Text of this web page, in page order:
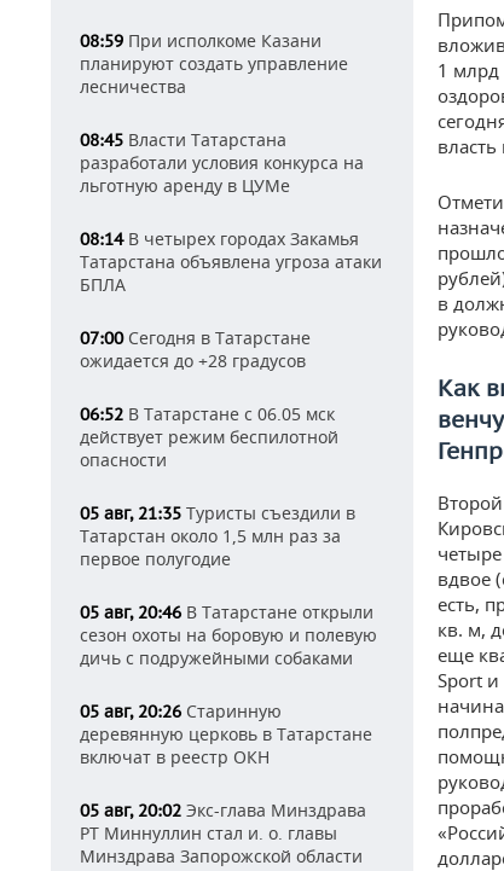
08:59 При исполкоме Казани
планируют создать управление
лесничества
08:45 Власти Татарстана
разработали условия конкурса на
льготную аренду в ЦУМе
08:14В четырех городах Закамья
Татарстана объявлена угроза атаки
БПЛА
07:00Сегодня в Татарстане
ожидается до +28 градусов
06:52 В Татарстане с 06.05 мск
действует режим беспилотной
опасности
05 авг, 21:35 Туристы съездили в
Татарстан около 1,5 млн раз за
первое полугодие
05 авг, 20:46 В Татарстане открыли
сезон охоты на боровую и полевую
дичь с подружейными собаками
05 авг, 20:26 Старинную
деревянную церковь в Татарстане
включат в реестр ОКН
05 авг, 20:02 Экс-глава Минздрава
РТ Миннуллин стал и. о. главы
Минздрава Запорожской области
1 млрд
в
Как
вдвое
есть,
кв. м,
еще
Sport и